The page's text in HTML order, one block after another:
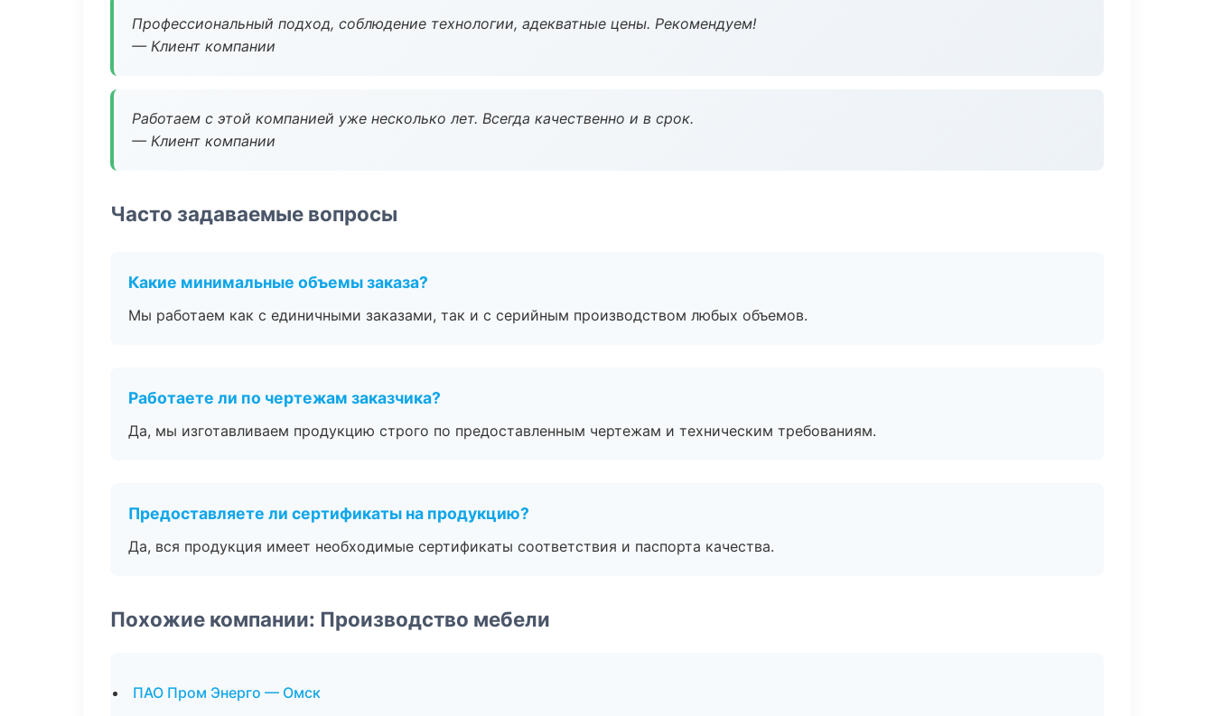
Профессиональный подход, соблюдение технологии, адекватные цены. Рекомендуем!
— Клиент компании
Работаем с этой компанией уже несколько лет. Всегда качественно и в срок.
— Клиент компании
Часто задаваемые вопросы
Какие минимальные объемы заказа?
Мы работаем как с единичными заказами, так и с серийным производством любых объемов.
Работаете ли по чертежам заказчика?
Да, мы изготавливаем продукцию строго по предоставленным чертежам и техническим требованиям.
Предоставляете ли сертификаты на продукцию?
Да, вся продукция имеет необходимые сертификаты соответствия и паспорта качества.
Похожие компании: Производство мебели
ПАО Пром Энерго — Омск